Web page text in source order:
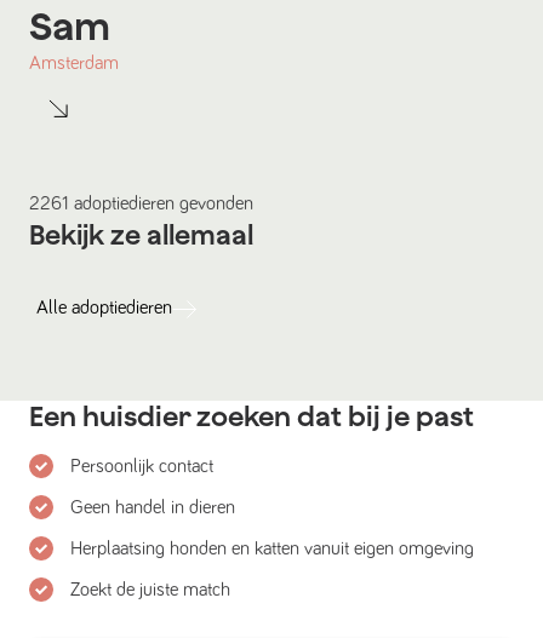
Sam
Amsterdam
2261 adoptiedieren gevonden
Bekijk ze allemaal
Alle adoptiedieren
Een huisdier zoeken dat bij je past
Persoonlijk contact
Geen handel in dieren
Herplaatsing honden en katten vanuit eigen omgeving
Zoekt de juiste match